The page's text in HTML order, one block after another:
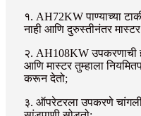
१. AH72KW पाण्याच्या
नाही आणि दुरुस्तीनंतर
२. AH108KW उपकरणाची
आणि मास्टर तुम्हाला
करून देतो;
३. ऑपरेटरला उपकरणे चांगली